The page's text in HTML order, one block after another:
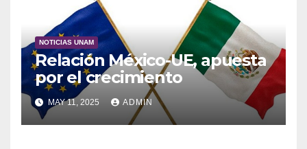
NOTICIAS UNAM
Relación México-UE, apuesta
por el crecimiento
MAY 11, 2025 ADMIN